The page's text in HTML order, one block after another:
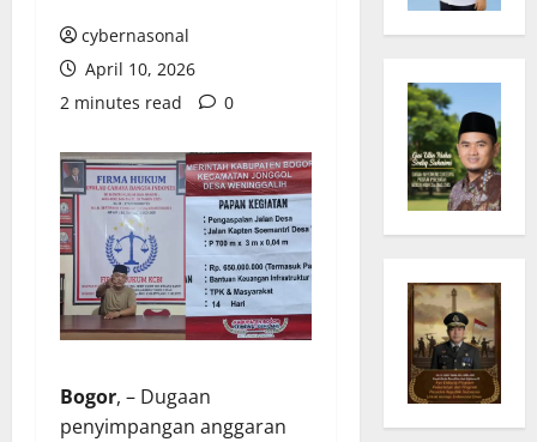
cybernasonal
April 10, 2026
2 minutes read
0
Bogor, – Dugaan
penyimpangan anggaran